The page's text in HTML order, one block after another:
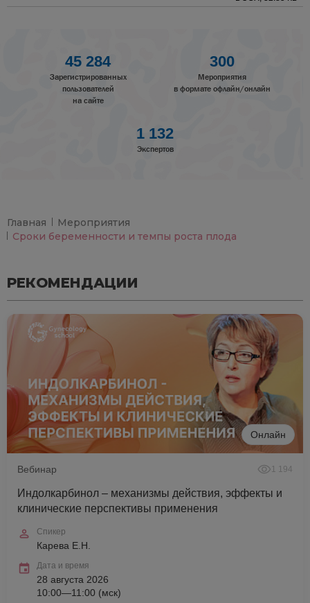
45 284
Зарегистрированных
пользователей
на сайте
300
Мероприятия
в формате офлайн/онлайн
1 132
Экспертов
Главная
Мероприятия
Сроки беременности и темпы роста плода
РЕКОМЕНДАЦИИ
Онлайн
Вебинар 1 194
Индолкарбинол – механизмы действия, эффекты и
клинические перспективы применения
Спикер
Карева Е.Н.
Дата и время
28 августа 2026
10:00—11:00 (мск)